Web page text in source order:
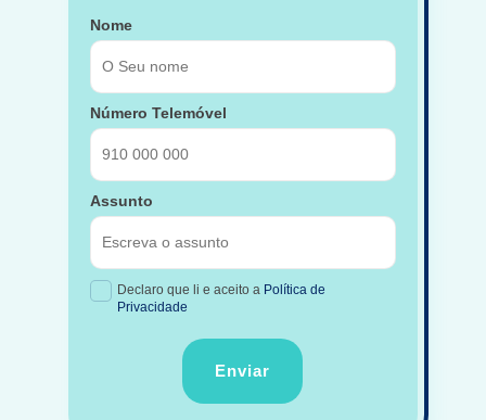
Nome
Número Telemóvel
Assunto
Declaro que li e aceito a Política de
Privacidade
Enviar